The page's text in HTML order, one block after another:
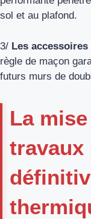
sol et au plafond.
3/ Les
règle de maçon
futurs murs de
La
travaux